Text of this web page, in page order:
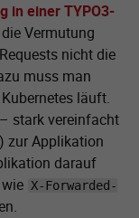
in einer TYPO3-
Vermutung
nicht die
muss man
läuft.
stark vereinfacht
) zur Applikation
darauf
X-Forwarded-